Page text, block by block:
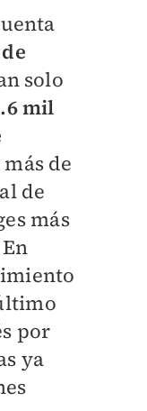
solo
mil
de
de
más
por
ya